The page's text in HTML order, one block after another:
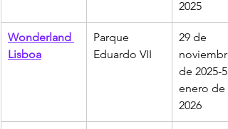
2025
Wonderland
Lisboa
Parque
Eduardo VII
29 de
de 2025-5
enero de
2026